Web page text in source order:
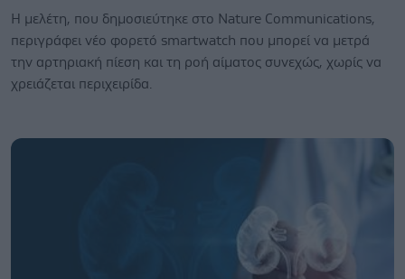
Η μελέτη, που δημοσιεύτηκε στο Nature Communications,
περιγράφει νέο φορετό smartwatch που μπορεί να μετρά
την αρτηριακή πίεση και τη ροή αίματος συνεχώς, χωρίς να
χρειάζεται περιχειρίδα.